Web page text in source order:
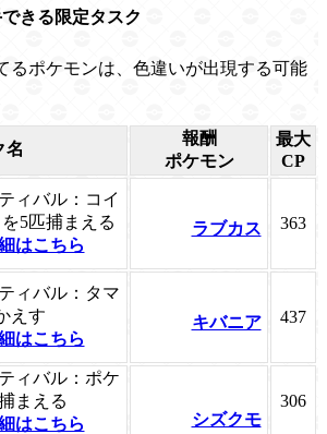
きる限定タスク
るポケモンは、色違いが出現する可能
名
報酬
ポケモン
最大
CP
ィバル：コイ
5匹捕まえる
はこちら
ラブカス 363
ィバル：タマ
えす
はこちら
キバニア 437
ィバル：ポケ
まえる
はこちら
シズクモ
306